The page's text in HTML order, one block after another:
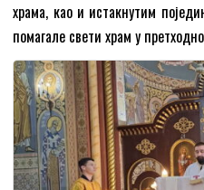
храма, као и истакнутим
помагале свети храм у